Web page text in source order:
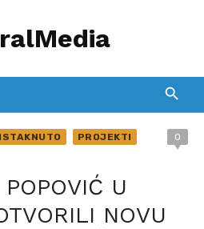
ISTAKNUTO
PROJEKTI
0
U
NOVU